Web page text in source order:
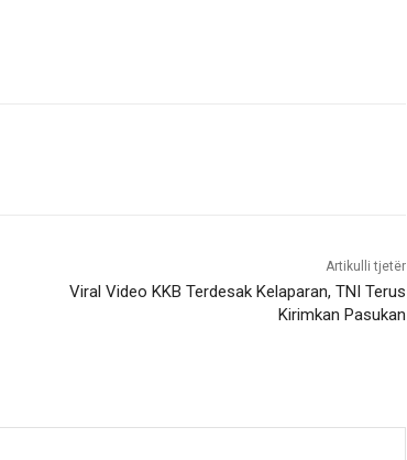
Artikulli tjetër
Viral Video KKB Terdesak Kelaparan, TNI Terus
Kirimkan Pasukan